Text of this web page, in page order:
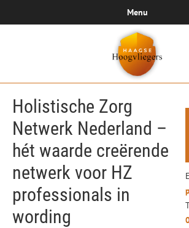
Menu
Holistische Zorg
Netwerk Nederland –
hét waarde creërende
netwerk voor HZ
professionals in
wording